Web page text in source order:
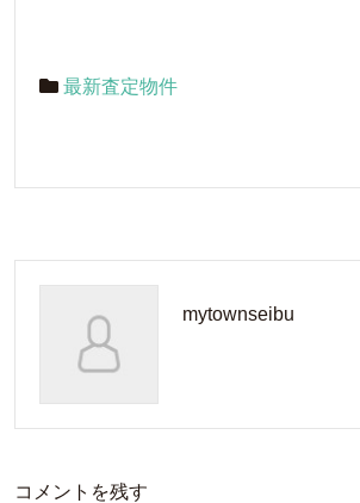
最新査定物件
mytownseibu
コメントを残す